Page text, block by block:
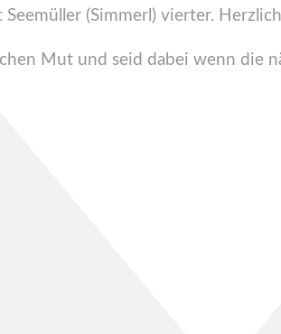
(Simmerl) vierter.
Mut und seid dabei wenn die